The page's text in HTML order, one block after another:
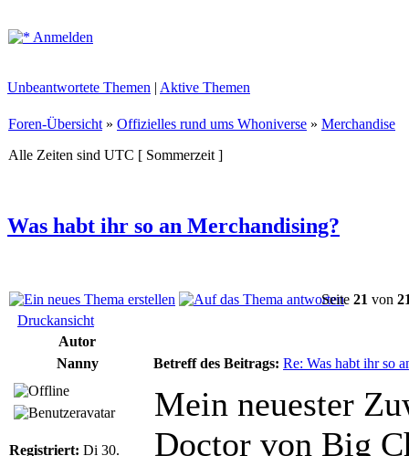
Anmelden
Unbeantwortete Themen | Aktive Themen
Foren-Übersicht » Offizielles rund ums Whoniverse » Merchandise
Alle Zeiten sind UTC [ Sommerzeit ]
Was habt ihr so an Merchandising?
Seite 21 von
Druckansicht
Autor
Nanny
Betreff des Beitrags: Re: Was habt ihr so
Registriert: Di 30.
Mein neuester
Doctor von Big